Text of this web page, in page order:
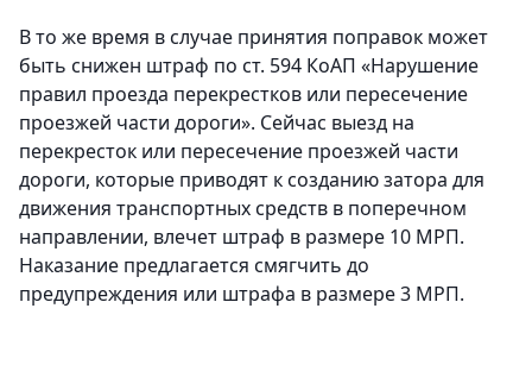
В то же время в случае принятия поправок может
быть снижен штраф по ст. 594 КоАП «Нарушение
правил проезда перекрестков или пересечение
проезжей части дороги». Сейчас выезд на
перекресток или пересечение проезжей части
дороги, которые приводят к созданию затора для
движения транспортных средств в поперечном
направлении, влечет штраф в размере 10 МРП.
Наказание предлагается смягчить до
предупреждения или штрафа в размере 3 МРП.